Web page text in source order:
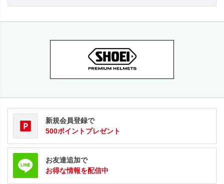
新規会員登録で
500ポイントプレゼント
お友達追加で
お得な情報を配信中